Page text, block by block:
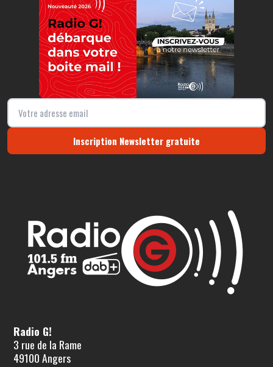
Inscription Newsletter gratuite
Radio G!
3 rue de la Rame
49100 Angers